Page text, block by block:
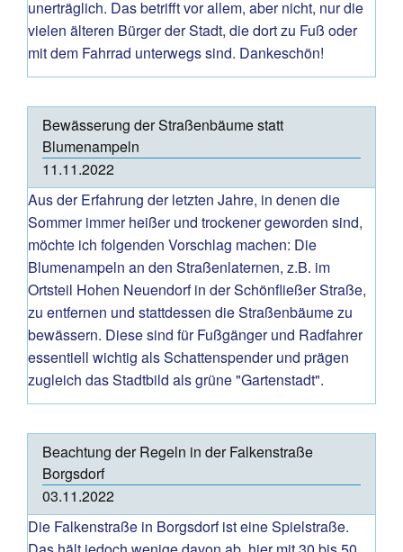
unerträglich. Das betrifft vor allem, aber nicht, nur die
vielen älteren Bürger der Stadt, die dort zu Fuß oder
mit dem Fahrrad unterwegs sind. Dankeschön!
Bewässerung der Straßenbäume statt
Blumenampeln
11.11.2022
Aus der Erfahrung der letzten Jahre, in denen die
Sommer immer heißer und trockener geworden sind,
möchte ich folgenden Vorschlag machen: Die
Blumenampeln an den Straßenlaternen, z.B. im
Ortsteil Hohen Neuendorf in der Schönfließer Straße,
zu entfernen und stattdessen die Straßenbäume zu
bewässern. Diese sind für Fußgänger und Radfahrer
essentiell wichtig als Schattenspender und prägen
zugleich das Stadtbild als grüne "Gartenstadt".
Beachtung der Regeln in der Falkenstraße
Borgsdorf
03.11.2022
Die Falkenstraße in Borgsdorf ist eine Spielstraße.